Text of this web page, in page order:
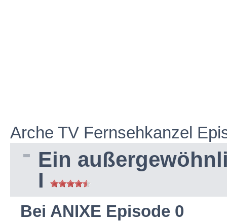
Arche TV Fernsehkanzel
Ein
I
Bei ANIXE Episode 0